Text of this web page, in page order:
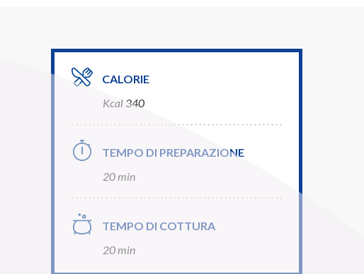
CALORIE
Kcal 340
TEMPO DI PREPARAZIONE
20 min
TEMPO DI COTTURA
20 min